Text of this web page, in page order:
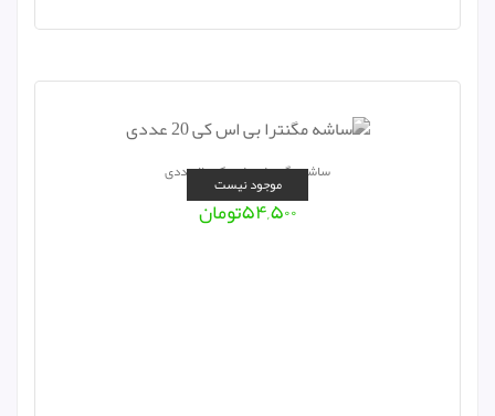
موجود نیست
ساشه مگنترا بی اس کی ۲۰ عددی
۵۴,۵۰۰تومان